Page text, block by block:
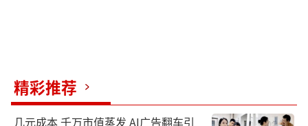
精彩推荐
几元成本 千万市值蒸发 AI广告翻车引